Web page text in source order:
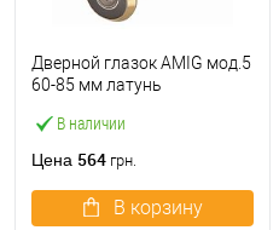
В наличии
Дверной глазок AMIG мод.5
60-85 мм латунь
Цена 564 грн.
В корзину